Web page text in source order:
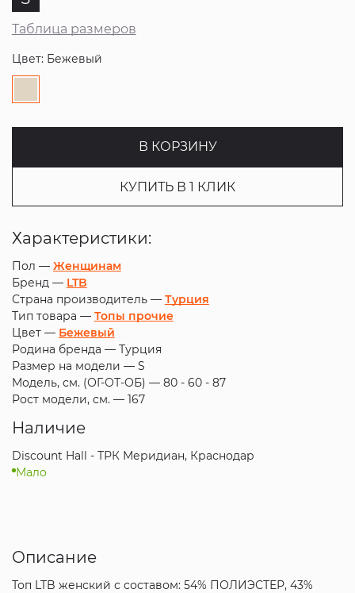
Таблица размеров
Цвет: Бежевый
В КОРЗИНУ
КУПИТЬ В 1 КЛИК
Характеристики:
Пол — Женщинам
Бренд — LTB
Страна производитель — Турция
Тип товара — Топы прочие
Цвет — Бежевый
Родина бренда — Турция
Размер на модели — S
Модель, см. (ОГ-ОТ-ОБ) — 80 - 60 - 87
Рост модели, см. — 167
Наличие
Discount Hall - ТРК Меридиан, Краснодар
Мало
Описание
Топ LTB женский с составом: 54% ПОЛИЭСТЕР, 43%